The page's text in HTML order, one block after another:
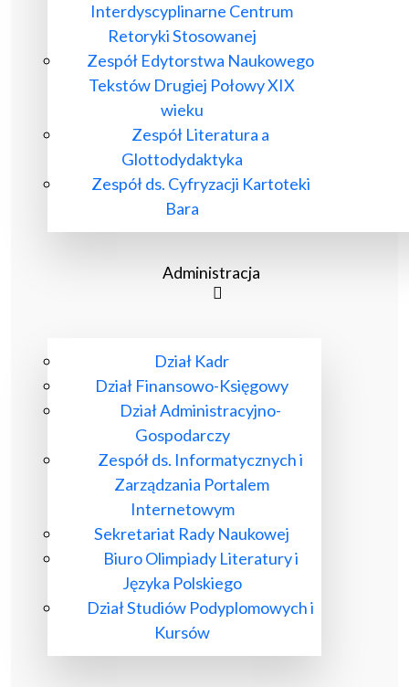
Interdyscyplinarne Centrum
Retoryki Stosowanej
Zespół Edytorstwa Naukowego
Tekstów Drugiej Połowy XIX
wieku
Zespół Literatura a
Glottodydaktyka
Zespół ds. Cyfryzacji Kartoteki
Bara
Administracja
Dział Kadr
Dział Finansowo-Księgowy
Dział Administracyjno-
Gospodarczy
Zespół ds. Informatycznych i
Zarządzania Portalem
Internetowym
Sekretariat Rady Naukowej
Biuro Olimpiady Literatury i
Języka Polskiego
Dział Studiów Podyplomowych i
Kursów